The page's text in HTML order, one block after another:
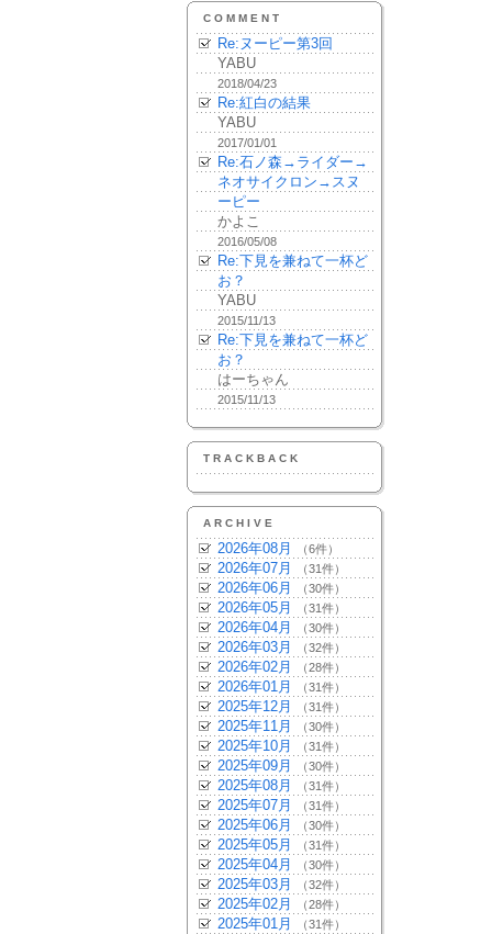
COMMENT
Re:ヌーピー第3回
YABU
2018/04/23
Re:紅白の結果
YABU
2017/01/01
Re:石ノ森→ライダー→
ネオサイクロン→スヌ
ーピー
かよこ
2016/05/08
Re:下見を兼ねて一杯ど
お？
YABU
2015/11/13
Re:下見を兼ねて一杯ど
お？
はーちゃん
2015/11/13
TRACKBACK
ARCHIVE
2026年08月 （6件）
2026年07月 （31件）
2026年06月 （30件）
2026年05月 （31件）
2026年04月 （30件）
2026年03月 （32件）
2026年02月 （28件）
2026年01月 （31件）
2025年12月 （31件）
2025年11月 （30件）
2025年10月 （31件）
2025年09月 （30件）
2025年08月 （31件）
2025年07月 （31件）
2025年06月 （30件）
2025年05月 （31件）
2025年04月 （30件）
2025年03月 （32件）
2025年02月 （28件）
2025年01月 （31件）